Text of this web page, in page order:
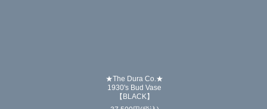
★The Dura Co.★
1930's Bud Vase
【BLACK】